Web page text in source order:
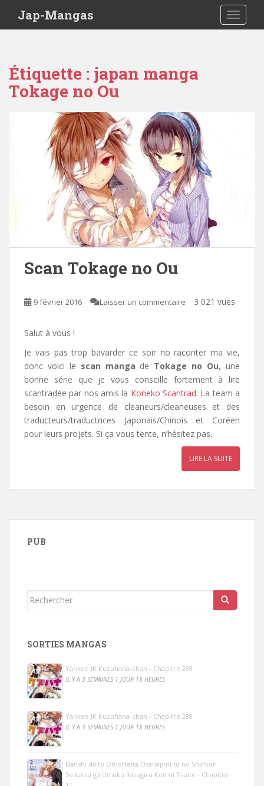
Jap-Mangas
Étiquette : japan manga
Tokage no Ou
Scan Tokage no Ou
9 février 2016 Laisser un commentaire 3 021 vues
Salut à vous !
Je vais pas trop bavarder ce soir no raconter ma vie,
donc voici le scan manga de Tokage no Ou, une
bonne série que je vous conseille fortement à lire
scantradée par nos amis la Koneko Scantrad. La team a
besoin en urgence de cleaneurs/cleaneuses et des
traducteurs/traductrices Japonais/Chinois et Coréen
pour leurs projets. Si ça vous tente, n’hésitez pas.
LIRE LA SUITE
PUB
Rechercher...
SORTIES MANGAS
Yankee JK Kuzuhana-chan - Chapitre 289
IL Y A 3 SEMAINES 1 JOUR 18 HEURES
Yankee JK Kuzuhana-chan - Chapitre 288
IL Y A 3 SEMAINES 1 JOUR 18 HEURES
Danshi da to Omotteita Osanajimi to no Shinkon
Seikatsu ga Umaku Ikisugiru Ken ni Tsuite - Chapitre